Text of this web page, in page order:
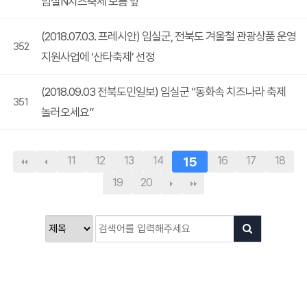
352
(2018.07.03. 프레시안) 임실군, 전북도 겨울철 관광상품 운영
지원사업에 ‘산타축제’ 선정
351
(2018.09.03 전북도민일보) 임실군 “동화속 치즈나라 축제
놀러오세요”
11 12 13 14 15 16 17
18
19
20